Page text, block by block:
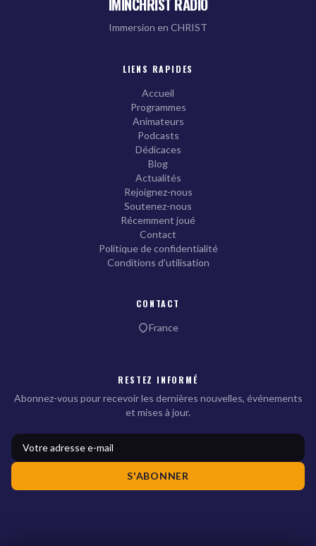
IMINCHRIST RADIO
Immersion en CHRIST
LIENS RAPIDES
Accueil
Programmes
Animateurs
Podcasts
Dédicaces
Blog
Actualités
Rejoignez-nous
Soutenez-nous
Récemment joué
Contact
Politique de confidentialité
Conditions d'utilisation
CONTACT
France
RESTEZ INFORMÉ
Abonnez-vous pour recevoir les dernières nouvelles, événements
et mises à jour.
S'ABONNER